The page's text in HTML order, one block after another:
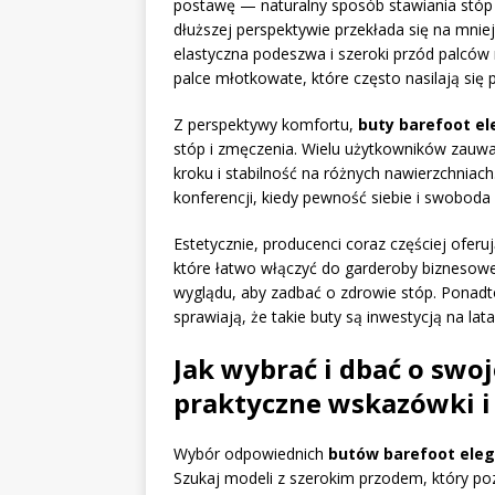
postawę — naturalny sposób stawiania
dłuższej perspektywie przekłada się na
elastyczna podeszwa i szeroki przód
palce młotkowate, które często nasilają się
Z perspektywy komfortu, buty barefoot
stóp i zmęczenia. Wielu użytkowników
kroku i stabilność na różnych
konferencji, kiedy pewność siebie i
Estetycznie, producenci coraz częściej
które łatwo włączyć do garderoby
wyglądu, aby zadbać o zdrowie stóp.
sprawiają, że takie buty są inwestycją na
Jak wybrać i dbać o
praktyczne wskazówki i
Wybór odpowiednich butów barefoot
Szukaj modeli z szerokim przodem, który